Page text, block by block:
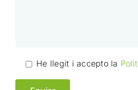
He llegit i accepto la